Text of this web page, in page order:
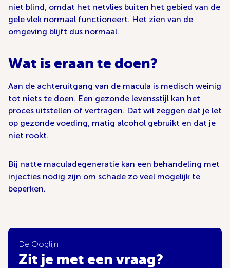
niet blind, omdat het netvlies buiten het gebied van de
gele vlek normaal functioneert. Het zien van de
omgeving blijft dus normaal.
Wat is eraan te doen?
Aan de achteruitgang van de macula is medisch weinig
tot niets te doen. Een gezonde levensstijl kan het
proces uitstellen of vertragen. Dat wil zeggen dat je let
op gezonde voeding, matig alcohol gebruikt en dat je
niet rookt.
Bij natte maculadegeneratie kan een behandeling met
injecties nodig zijn om schade zo veel mogelijk te
beperken.
De Ooglijn
Zit je met een vraag?